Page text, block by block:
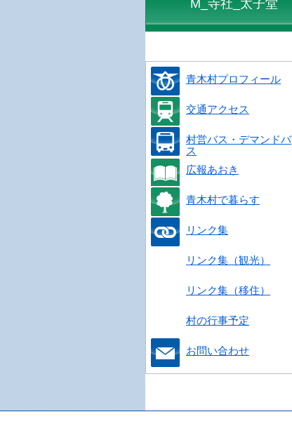
M_寺社_太子堂
青木村プロフィール
交通アクセス
村営バス・デマンドバ
ス
広報あおき
青木村で暮らす
リンク集
リンク集（観光）
リンク集（移住）
村の行事予定
お問い合わせ